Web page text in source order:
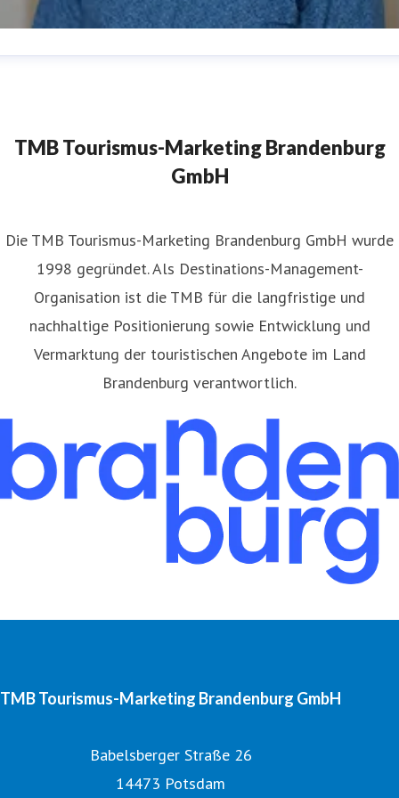
TMB Tourismus-Marketing Brandenburg
GmbH
​Die TMB Tourismus-Marketing Brandenburg GmbH wurde
1998 gegründet. Als Destinations-Management-
Organisation ist die TMB für die langfristige und
nachhaltige Positionierung sowie Entwicklung und
Vermarktung der touristischen Angebote im Land
Brandenburg verantwortlich.
TMB Tourismus-Marketing Brandenburg GmbH
Babelsberger Straße 26
14473 Potsdam